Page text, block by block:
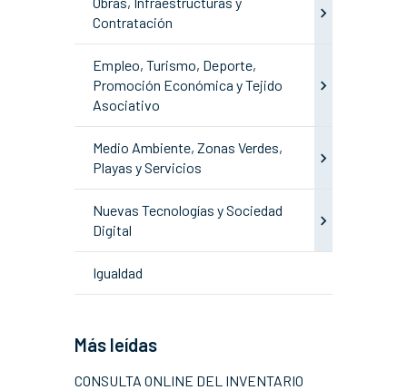
Contratación
Empleo, Turismo, Deporte,
Promoción Económica y Tejido
Asociativo
Medio Ambiente, Zonas Verdes,
Playas y Servicios
Nuevas Tecnologías y Sociedad
Digital
Igualdad
Más leídas
CONSULTA ONLINE DEL INVENTARIO